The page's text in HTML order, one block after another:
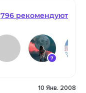
796 рекомендуют
7
8
10 Янв. 2008